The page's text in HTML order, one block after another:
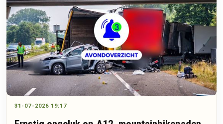
31-07-2026 19:17